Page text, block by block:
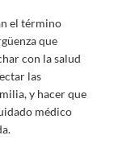
el término
que
con la salud
las
y hacer que
médico